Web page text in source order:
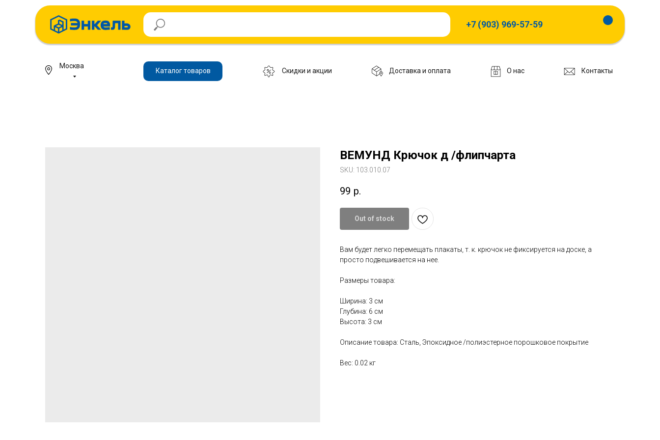
+7 (903) 969-57-59
Контакты
О нас
Доставка и оплата
Скидки и акции
Каталог товаров
Москва
ВЕМУНД Крючок д /флипчарта
SKU: 103.010.07
99 р.
Out of stock
Вам будет легко перемещать плакаты, т. к. крючок не фиксируется на доске, а
просто подвешивается на нее.
Размеры товара:
Ширина: 3 см
Глубина: 6 см
Высота: 3 см
Описание товара: Сталь, Эпоксидное /полиэстерное порошковое покрытие
Вес: 0.02 кг